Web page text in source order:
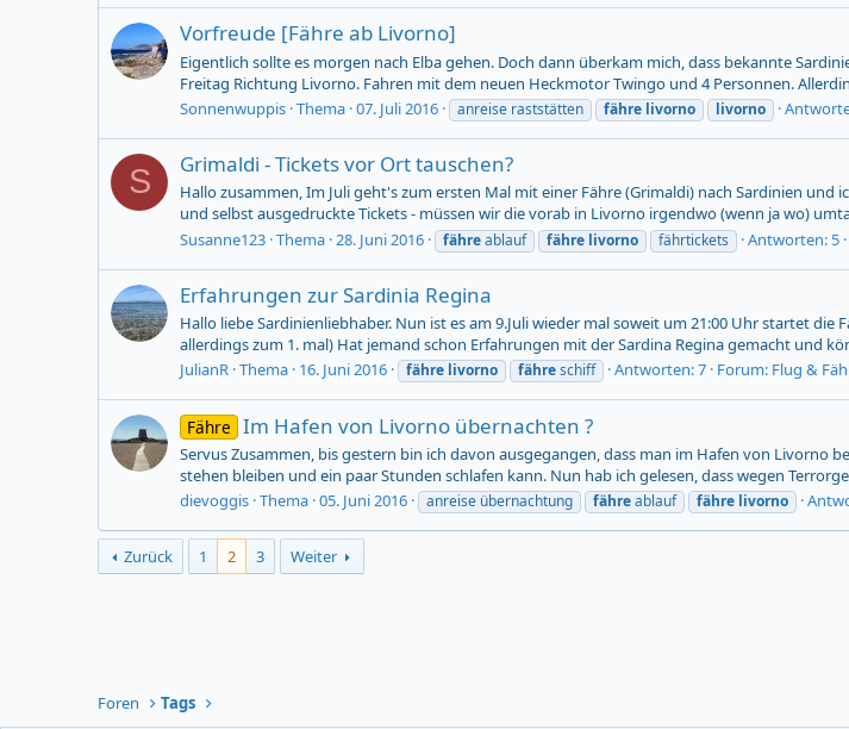
Vorfreude [Fähre ab Livorno]
Eigentlich sollte es morgen nach Elba gehen. Doch dann überkam mich, dass bekannte
Freitag Richtung Livorno. Fahren mit dem neuen Heckmotor Twingo und 4 Personnen.
Sonnenwuppis Thema 07. Juli 2016 anreise raststätten fähre livorno livorno
S Grimaldi - Tickets vor Ort tauschen?
Hallo zusammen, Im Juli geht's zum ersten Mal mit einer Fähre (Grimaldi) nach Sardinien
und selbst ausgedruckte Tickets - müssen wir die vorab in Livorno irgendwo (wenn ja wo)
Susanne123 Thema 28. Juni 2016 fähreablauf fähre livorno fährtickets Antworten: 5
Erfahrungen zur Sardinia Regina
Hallo liebe Sardinienliebhaber. Nun ist es am 9.Juli wieder mal soweit um 21:00 Uhr startet
allerdings zum 1. mal) Hat jemand schon Erfahrungen mit der Sardina Regina gemacht und
JulianR Thema 16. Juni 2016 fähre livorno fähreschiff Antworten: 7 Forum: Flug &
Fähre Im Hafen von Livorno übernachten ?
Servus Zusammen, bis gestern bin ich davon ausgegangen, dass man im Hafen von Livorno
stehen bleiben und ein paar Stunden schlafen kann. Nun hab ich gelesen, dass wegen
dievoggis Thema 05. Juni 2016 anreise übernachtung fähreablauf fähre livorno
Zurück 1 2 3 Weiter
Foren Tags